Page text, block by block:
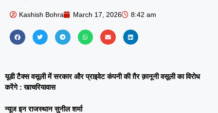
Kashish Bohra March 17, 2026 8:42 am
यूडी टैक्स वसूली में सरकार और प्राइवेट कंपनी की ग़ैर क़ानूनी वसूली का विरोध
करेंगे : खाचरियावास
न्यूज इन राजस्थान सुनील शर्मा